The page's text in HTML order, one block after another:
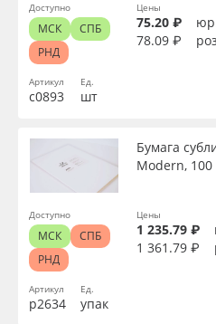
Вспененный ПВХ
Баннер
Заготовки для сувениров
Артикул
с0893
Ед.
шт
Цены
75.20 ₽
78.09 ₽
Доступно
МСК
СПБ
РНД
Артикул
р2634
Бумага
Modern, 100
Ед.
упак
Цены
1 235.79 ₽
1 361.79 ₽
Доступно
МСК
СПБ
РНД